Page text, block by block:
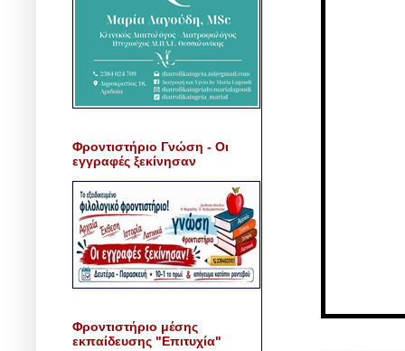
Φροντιστήριο Γνώση - Οι
εγγραφές ξεκίνησαν
Φροντιστήριο μέσης
εκπαίδευσης "Επιτυχία"